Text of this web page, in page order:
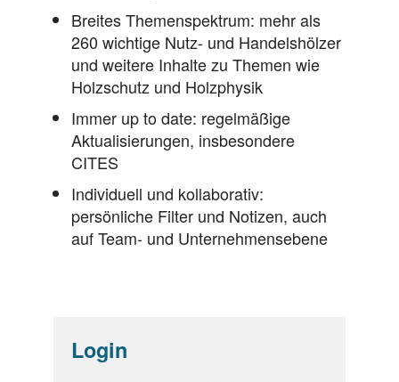
Breites Themenspektrum: mehr als
260 wichtige Nutz- und Handelshölzer
und weitere Inhalte zu Themen wie
Holzschutz und Holzphysik
Immer up to date: regelmäßige
Aktualisierungen, insbesondere
CITES
Individuell und kollaborativ:
persönliche Filter und Notizen, auch
auf Team- und Unternehmensebene
Login